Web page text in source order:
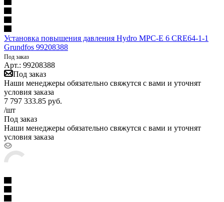
Установка повышения давления Hydro MPC-E 6 CRE64-1-1
Grundfos 99208388
Под заказ
Арт.: 99208388
Под заказ
Наши менеджеры обязательно свяжутся с вами и уточнят
условия заказа
7 797 333.85 руб.
/шт
Под заказ
Наши менеджеры обязательно свяжутся с вами и уточнят
условия заказа